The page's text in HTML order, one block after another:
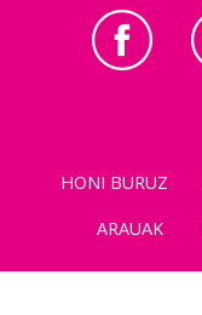
HONI BURUZ
ARAUAK